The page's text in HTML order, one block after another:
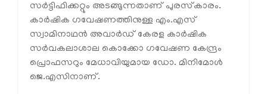
സർട്ടിഫിക്കറ്റും അടങ്ങുന്നതാണ് പുരസ്‌കാരം.
കാർഷിക ഗവേഷണത്തിനുള്ള എം.എസ്
സ്വാമിനാഥൻ അവാർഡ് കേരള കാർഷിക
സർവകലാശാല കൊക്കോ ഗവേഷണ കേന്ദ്രം
പ്രൊഫസറും മേധാവിയുമായ ഡോ. മിനിമോൾ
ജെ.എസിനാണ്.